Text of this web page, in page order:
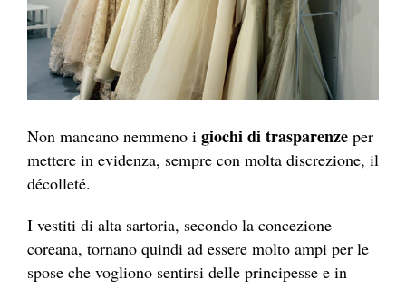
Non mancano nemmeno i giochi di trasparenze per
mettere in evidenza, sempre con molta discrezione, il
décolleté.
I vestiti di alta sartoria, secondo la concezione
coreana, tornano quindi ad essere molto ampi per le
spose che vogliono sentirsi delle principesse e in